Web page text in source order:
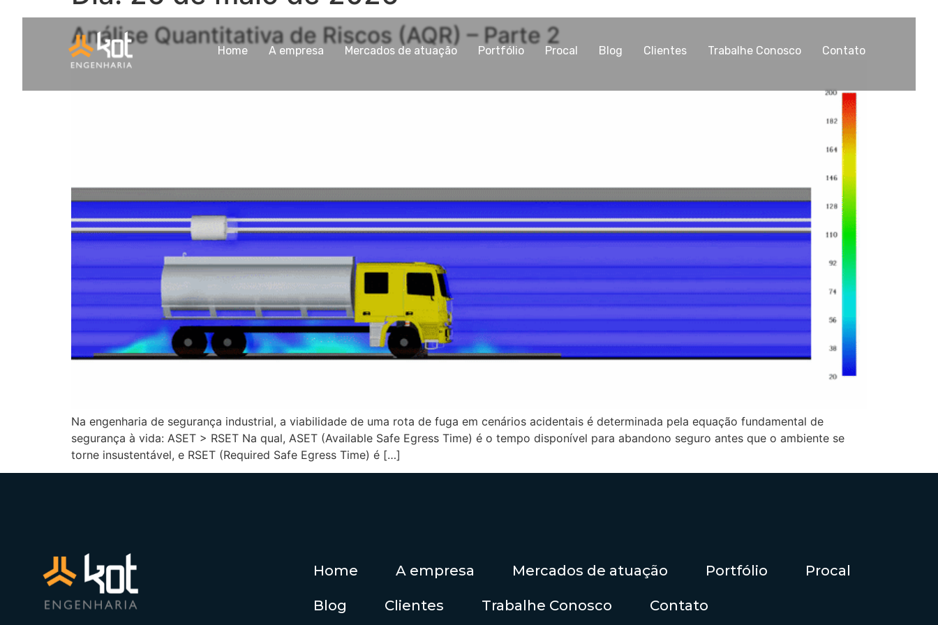
Home A empresa Mercados de atuação Portfólio Procal Blog Clientes Trabalhe Conosco Contato
Análise Quantitativa de Riscos (AQR) – Parte 2
Na engenharia de segurança industrial, a viabilidade de uma rota de fuga em cenários acidentais é determinada pela equação fundamental de
segurança à vida: ASET > RSET Na qual, ASET (Available Safe Egress Time) é o tempo disponível para abandono seguro antes que o ambiente se
torne insustentável, e RSET (Required Safe Egress Time) é […]
Home A empresa Mercados de atuação Portfólio Procal
Blog Clientes Trabalhe Conosco Contato